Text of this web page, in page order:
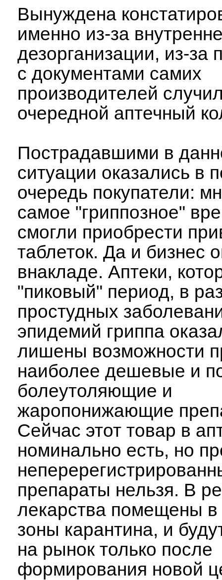
Вынуждена
именно из-за
дезорганизации, из-за
с документами самих
производителей
очередной аптечный
Пострадавшими в
ситуации оказались в
очередь покупатели:
самое "гриппозное"
смогли приобрести
таблеток. Да и бизнес
внакладе. Аптеки,
"пиковый" период, в
простудных
эпидемий гриппа
лишены возможности
наиболее дешевые и
болеутоляющие и
жаропонижающие
Сейчас этот товар в
номинально есть, но
препараты нельзя. В
лекарства помещены в
зоны карантина, и
на рынок только после
формирования новой